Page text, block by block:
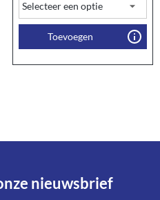
Toevoegen
nieuwsbrief​